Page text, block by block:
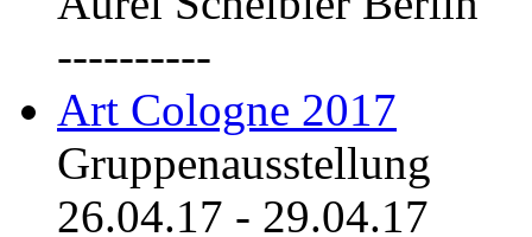
----------
Art Cologne 2017
Gruppenausstellung
26.04.17 - 29.04.17